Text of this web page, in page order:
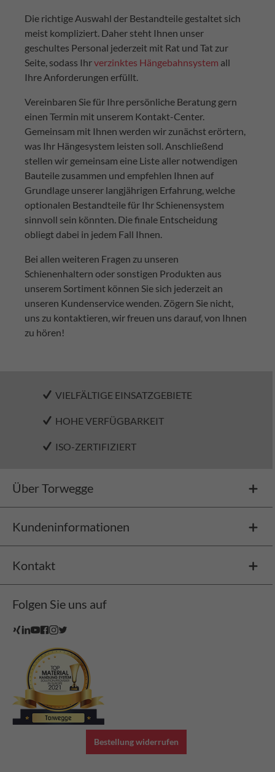
Die richtige Auswahl der Bestandteile gestaltet sich
meist kompliziert. Daher steht Ihnen unser
geschultes Personal jederzeit mit Rat und Tat zur
Seite, sodass Ihrverzinktes Hängebahnsystem all
Ihre Anforderungen erfüllt.
Vereinbaren Sie für Ihre persönliche Beratung gern
einen Termin mit unserem Kontakt-Center.
Gemeinsam mit Ihnen werden wir zunächst erörtern,
was Ihr Hängesystem leisten soll. Anschließend
stellen wir gemeinsam eine Liste aller notwendigen
Bauteile zusammen und empfehlen Ihnen auf
Grundlage unserer langjährigen Erfahrung, welche
optionalen Bestandteile für Ihr Schienensystem
sinnvoll sein könnten. Die finale Entscheidung
obliegt dabei in jedem Fall Ihnen.
Bei allen weiteren Fragen zu unseren
Schienenhaltern oder sonstigen Produkten aus
unserem Sortiment können Sie sich jederzeit an
unseren Kundenservice wenden. Zögern Sie nicht,
uns zu kontaktieren, wir freuen uns darauf, von Ihnen
zu hören!
VIELFÄLTIGE EINSATZGEBIETE
HOHE VERFÜGBARKEIT
ISO-ZERTIFIZIERT
Über Torwegge
Kundeninformationen
Kontakt
Folgen Sie uns auf
Bestellung widerrufen